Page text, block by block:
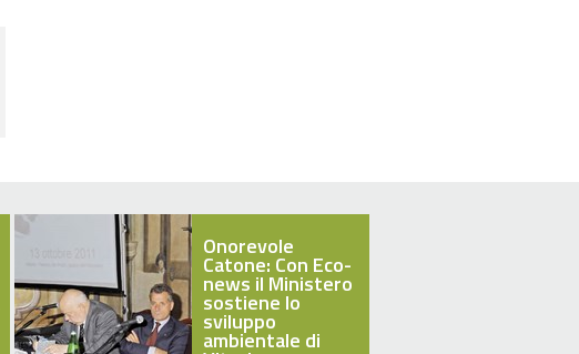
Onorevole
Catone: Con Eco-
news il Ministero
sostiene lo
sviluppo
ambientale di